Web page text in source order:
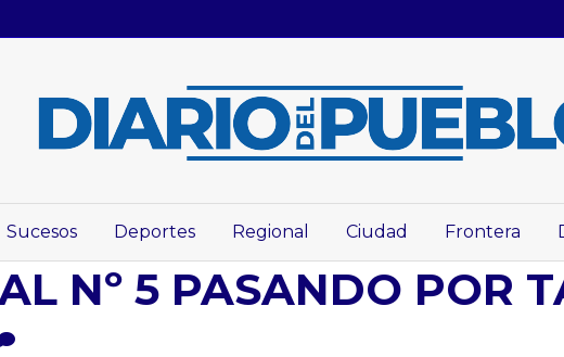
Sucesos Deportes Regional Ciudad Frontera
Nº 5 PASANDO POR